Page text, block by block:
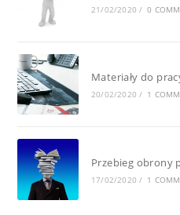
21/02/2020 / 0
Materiały do
20/02/2020 / 1
Przebieg obrony
17/02/2020 / 1